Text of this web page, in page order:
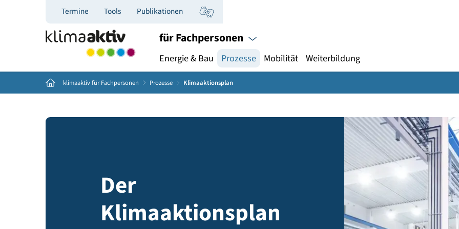
Termine Tools Publikationen
für Fachpersonen
Energie & Bau Prozesse Mobilität Weiterbildung
Home klimaaktiv für Fachpersonen Prozesse Klimaaktionsplan
Der